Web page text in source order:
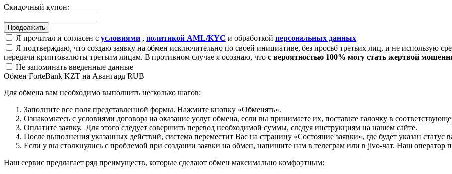
Скидочный купон:
Я прочитал и согласен с условиями , политикой AML/KYC и обработкой персональных данных
Я подтверждаю, что создаю заявку на обмен исключительно по своей инициативе, без просьб третьих лиц, и не использую
передачи криптовалюты третьим лицам. В противном случае я осознаю, что с вероятностью 100% могу стать жертвой
Не запоминать введенные данные
Обмен ForteBank KZT на Авангард RUB
Для обмена вам необходимо выполнить несколько шагов:
Заполните все поля представленной формы. Нажмите кнопку «Обменять».
Ознакомьтесь с условиями договора на оказание услуг обмена, если вы принимаете их, поставьте галочку в
Оплатите заявку. Для этого следует совершить перевод необходимой суммы, следуя инструкциям на нашем сайте.
После выполнения указанных действий, система переместит Вас на страницу «Состояние заявки», где будет указан статус
Если у вы столкнулись с проблемой при создании заявки на обмен, напишите нам в телеграм или в jivo-чат. Наш оператор
Наш сервис предлагает ряд преимуществ, которые сделают обмен максимально комфортным: